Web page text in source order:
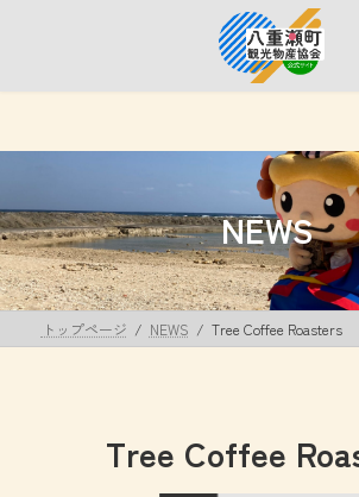
ス
プ
ン
動
NEWS
トップページ NEWS Tree Coffee Roasters
Tree Coffee